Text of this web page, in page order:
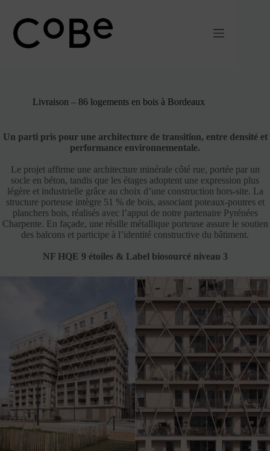
contenu
Livraison – 86 logements en bois à Bordeaux
Un parti pris pour une architecture de transition, entre densité et
performance environnementale.
Le projet affirme une architecture minérale côté rue, portée par un
socle en béton, tandis que les étages adoptent une expression plus
légère et industrielle grâce au choix d’une construction hors-site. La
structure porteuse intègre 51 % de bois, associant poteaux-poutres et
planchers bois, réalisés avec l’appui de notre partenaire Pyrénées
Charpente. En façade, une résille métallique porteuse assure le soutien
des balcons et participe à l’identité constructive du bâtiment.
NF HQE 9 étoiles & Label biosourcé niveau 3